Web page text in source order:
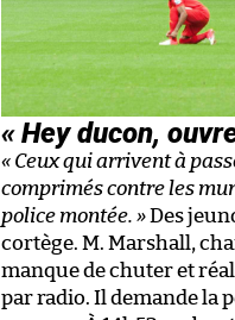
« Hey ducon,
« Ceux qui arrivent à
comprimés contre les
police montée. »Des
cortège. M. Marshall,
manque de chuter et
par radio. Il demande la